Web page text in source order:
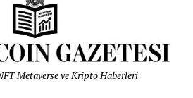
Metaverse ve Kripto Haberleri